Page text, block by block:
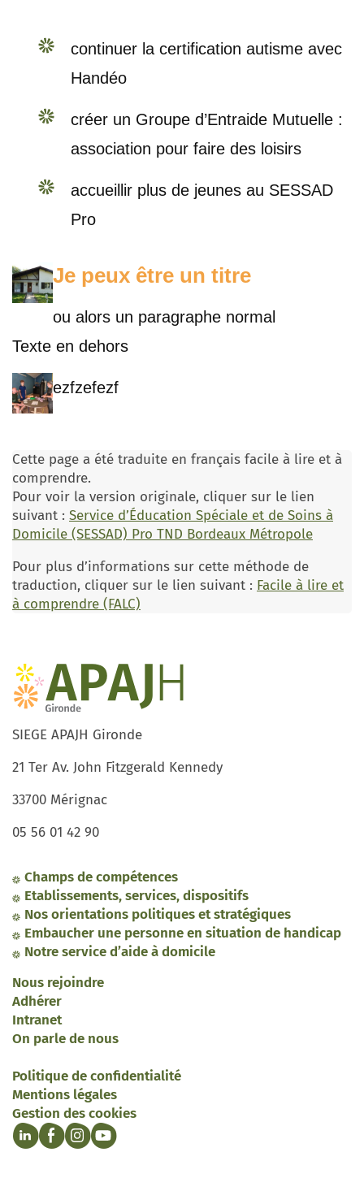
continuer la certification autisme avec
Handéo
créer un Groupe d’Entraide Mutuelle :
association pour faire des loisirs
accueillir plus de jeunes au SESSAD
Pro
Je peux être un titre
ou alors un paragraphe normal
Texte en dehors
ezfzefezf
Cette page a été traduite en français facile à lire et à
comprendre.
Pour voir la version originale, cliquer sur le lien
suivant : Service d’Éducation Spéciale et de Soins à
Domicile (SESSAD) Pro TND Bordeaux Métropole
Pour plus d’informations sur cette méthode de
traduction, cliquer sur le lien suivant : Facile à lire et
à comprendre (FALC)
SIEGE APAJH Gironde
21 Ter Av. John Fitzgerald Kennedy
33700 Mérignac
05 56 01 42 90
Champs de compétences
Etablissements, services, dispositifs
Nos orientations politiques et stratégiques
Embaucher une personne en situation de handicap
Notre service d’aide à domicile
Nous rejoindre
Adhérer
Intranet
On parle de nous
Politique de confidentialité
Mentions légales
Gestion des cookies